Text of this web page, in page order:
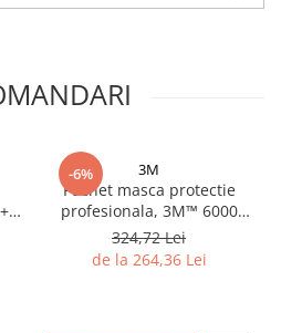
-6% 3M
Pachet masca protectie
profesionala, 3M™ 6000
Series, (pachet complet)
masca + filtru + prefiltru +
capac
324,72 Lei
de la 264,36 Lei